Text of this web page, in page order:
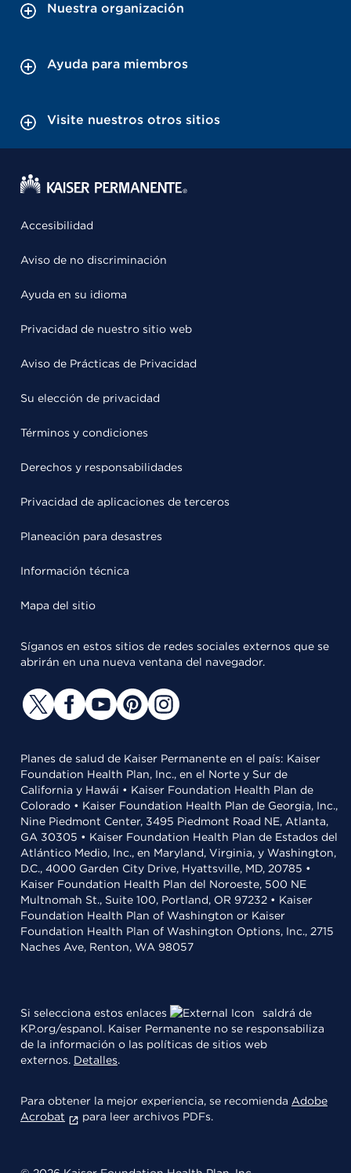
Nuestra organización
Ayuda para miembros
Visite nuestros otros sitios
Accesibilidad
Aviso de no discriminación
Ayuda en su idioma
Privacidad de nuestro sitio web
Aviso de Prácticas de Privacidad
Su elección de privacidad
Términos y condiciones
Derechos y responsabilidades
Privacidad de aplicaciones de terceros
Planeación para desastres
Información técnica
Mapa del sitio
Síganos en estos sitios de redes sociales externos que se
abrirán en una nueva ventana del navegador.
Planes de salud de Kaiser Permanente en el país: Kaiser
Foundation Health Plan, Inc., en el Norte y Sur de
California y Hawái • Kaiser Foundation Health Plan de
Colorado • Kaiser Foundation Health Plan de Georgia, Inc.,
Nine Piedmont Center, 3495 Piedmont Road NE, Atlanta,
GA 30305 • Kaiser Foundation Health Plan de Estados del
Atlántico Medio, Inc., en Maryland, Virginia, y Washington,
D.C., 4000 Garden City Drive, Hyattsville, MD, 20785 •
Kaiser Foundation Health Plan del Noroeste, 500 NE
Multnomah St., Suite 100, Portland, OR 97232 • Kaiser
Foundation Health Plan of Washington or Kaiser
Foundation Health Plan of Washington Options, Inc., 2715
Naches Ave, Renton, WA 98057
Si selecciona estos enlaces
saldrá de
KP.org/espanol. Kaiser Permanente no se responsabiliza
de la información o las políticas de sitios web
externos. Detalles.
Para obtener la mejor experiencia, se recomienda Adobe
Acrobat
para leer archivos PDFs.